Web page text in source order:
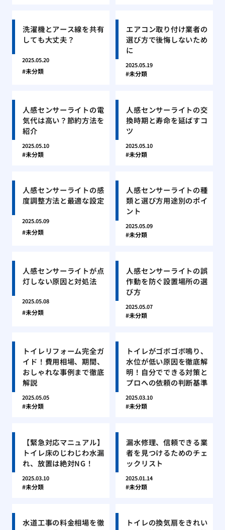
洗濯機とアース線を共有
しても大丈夫？
2025.05.20
未分類
エアコン取り付け業者の
選び方で後悔しないため
に
2025.05.19
未分類
人感センサーライトの電
気代は高い？節約方法を
紹介
2025.05.10
未分類
人感センサーライトの交
換時期と寿命を延ばすコ
ツ
2025.05.10
未分類
人感センサーライトの感
度調整方法と最適な設定
2025.05.09
未分類
人感センサーライトの種
類と選び方用途別のポイ
ント
2025.05.09
未分類
人感センサーライトが点
灯しない原因と対処法
2025.05.08
未分類
人感センサーライトの誤
作動を防ぐ設置場所の選
び方
2025.05.07
未分類
トイレリフォーム完全ガ
イド！費用相場、期間、
おしゃれな事例まで徹底
解説
2025.05.05
未分類
トイレがゴボゴボ鳴り、
水位が低い原因を徹底解
明！自分でできる対策と
プロへの依頼の判断基準
2025.03.10
未分類
【緊急対応マニュアル】
トイレ床のじわじわ水漏
れ、放置は絶対NG！
2025.03.10
未分類
漏水修理、信頼できる業
者を見つけるためのチェ
ックリスト
2025.01.14
未分類
水道工事の料金相場を徹
トイレの換気扇をきれい